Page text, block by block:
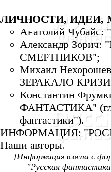
ЛИЧHОСТИ, ИДЕИ,
Анатолий
Александр
СМЕРТHИКОВ";
Михаил
ЗЕРАКАЛО
Константин
ФАHТАСТИКА"
фантастики").
ИHФОРМАЦИЯ:
Hаши авторы.
[Информация взята с
"Русская